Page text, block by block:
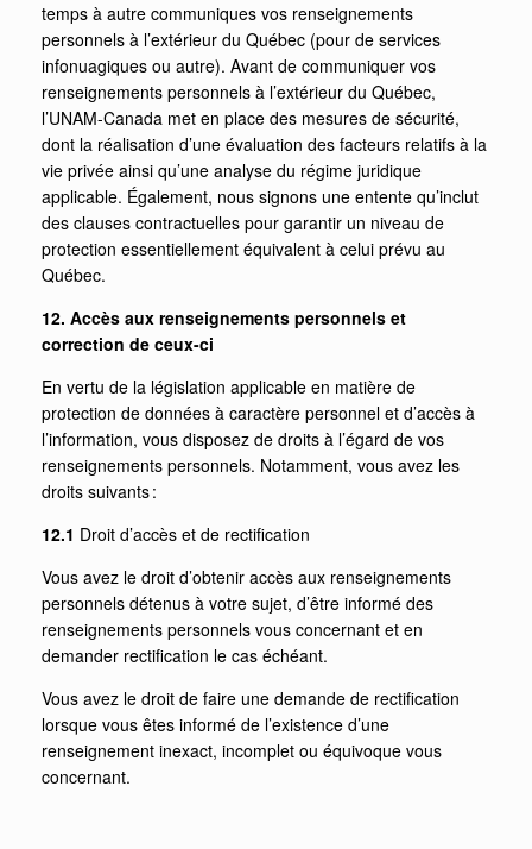
temps à autre communiques vos renseignements
personnels à l’extérieur du Québec (pour de services
infonuagiques ou autre). Avant de communiquer vos
renseignements personnels à l’extérieur du Québec,
l’UNAM-Canada met en place des mesures de sécurité,
dont la réalisation d’une évaluation des facteurs relatifs à la
vie privée ainsi qu’une analyse du régime juridique
applicable. Également, nous signons une entente qu’inclut
des clauses contractuelles pour garantir un niveau de
protection essentiellement équivalent à celui prévu au
Québec.
12. Accès aux renseignements personnels et
correction de ceux-ci
En vertu de la législation applicable en matière de
protection de données à caractère personnel et d’accès à
l’information, vous disposez de droits à l’égard de vos
renseignements personnels. Notamment, vous avez les
droits suivants :
12.1 Droit d’accès et de rectification
Vous avez le droit d’obtenir accès aux renseignements
personnels détenus à votre sujet, d’être informé des
renseignements personnels vous concernant et en
demander rectification le cas échéant.
Vous avez le droit de faire une demande de rectification
lorsque vous êtes informé de l’existence d’une
renseignement inexact, incomplet ou équivoque vous
concernant.